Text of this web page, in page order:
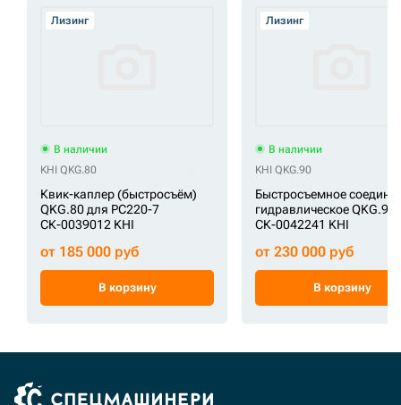
Лизинг
В наличии
KHI QKG.80
Квик-каплер (быстросъём)
QKG.80 для PC220-7
СК-0039012 KHI
от 185 000 руб
В корзину
Лизинг
В наличии
KHI QKG.90
Быстросъемное
гидравлическое QKG.90
СК-0042241 KHI
от 230 000 руб
В корзину